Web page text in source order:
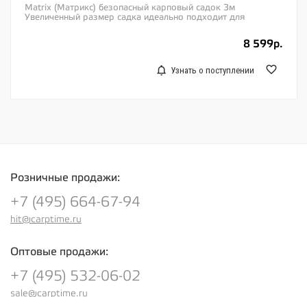
Matrix (Матрикс) безопасный карповый садок 3м
Увеличенный размер садка идеально подходит для
8 599р.
Узнать о поступлении
Розничные продажи:
+7 (495) 664-67-94
hit@carptime.ru
Оптовые продажи:
+7 (495) 532-06-02
sale@carptime.ru